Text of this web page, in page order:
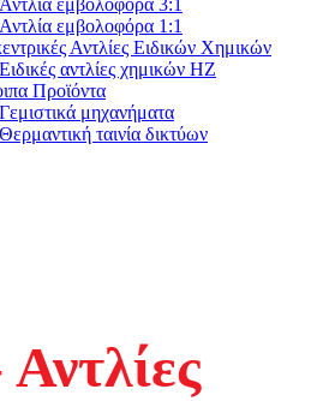
Αντλία εμβολοφόρα 3:1
Αντλία εμβολοφόρα 1:1
Αντλίες Ειδικών Χημικών
Ειδικές αντλίες χημικών ΗΖ
Προϊόντα
Γεμιστικά μηχανήματα
Θερμαντική ταινία δικτύων